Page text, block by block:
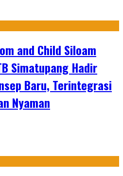
and Child Siloam
Simatupang Hadir
Baru, Terintegrasi
Nyaman